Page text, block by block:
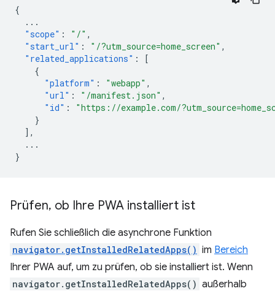
{
...
"scope" : "/" ,
"start_url" : "/?utm_source=home_screen" ,
"related_applications" :
[
{
"platform" : "webapp" ,
"url" : "/manifest.json" ,
"id" :
"https://example.com/
}
],
...
}
Prüfen, ob Ihre PWA installiert ist
Rufen Sie schließlich die asynchrone Funktion
navigator.getInstalledRelatedApps() im Bereich
Ihrer PWA auf, um zu prüfen, ob sie installiert ist. Wenn
navigator.getInstalledRelatedApps() außerhalb